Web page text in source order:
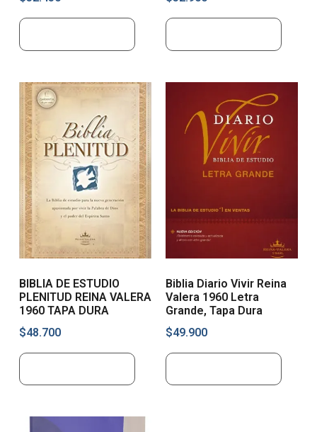
BIBLIA DE ESTUDIO
PLENITUD REINA VALERA
1960 TAPA DURA
$48.700
Biblia Diario Vivir Reina
Valera 1960 Letra
Grande, Tapa Dura
$49.900